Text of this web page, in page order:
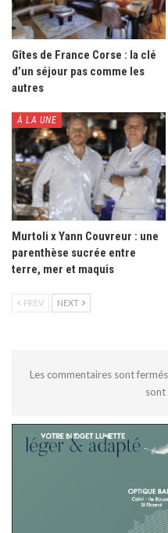
Gîtes de France Corse : la clé
d’un séjour pas comme les
autres
À LA UNE
Murtoli x Yann Couvreur : une
parenthèse sucrée entre
terre, mer et maquis
PREV NEXT
Les commentaires sont
sont